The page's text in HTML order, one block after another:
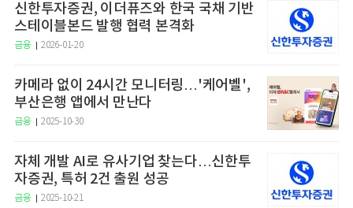
신한투자증권, 이더퓨즈와 한국 국채 기반
스테이블본드 발행 협력 본격화
금융 2026-01-20
카메라 없이 24시간 모니터링…'케어벨',
부산은행 앱에서 만난다
금융 2025-10-30
자체 개발 AI로 유사기업 찾는다…신한투
자증권, 특허 2건 출원 성공
금융 2025-10-21